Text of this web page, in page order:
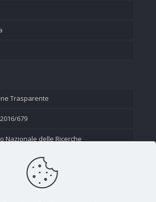
Trasparente
679
Nazionale delle Ricerche